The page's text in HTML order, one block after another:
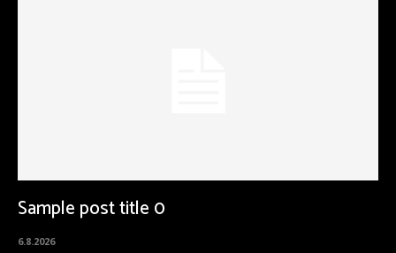
Sample post title 0
6.8.2026